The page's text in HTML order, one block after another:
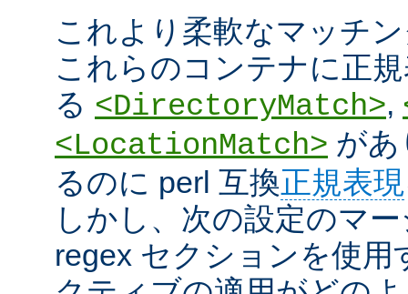
これより柔軟なマッチ
これらのコンテナに正
る <DirectoryMatch>,
<LocationMatch> があ
るのに perl 互換正規表現
しかし、次の設定のマ
regex セクションを使